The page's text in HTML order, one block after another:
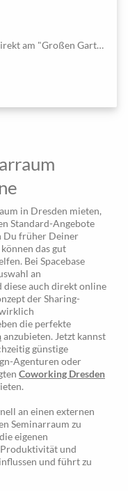
Heller Kreativ- und Workshopraum direkt am "Großen Garten" mit vielen Extras
in Dresden mieten,
Standard-Angebote
Du früher Deiner
das gut
Bei Spacebase
an
diese auch direkt online
der Sharing-
die perfekte
anzubieten. Jetzt kannst
günstige
Agenturen oder
Coworking Dresden
an einen externen
Seminarraum zu
eigenen
Produktivität und
und führt zu